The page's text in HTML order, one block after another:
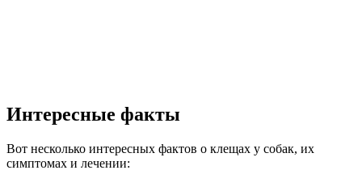
Интересные факты
Вот несколько интересных фактов о клещах у собак, их
симптомах и лечении: